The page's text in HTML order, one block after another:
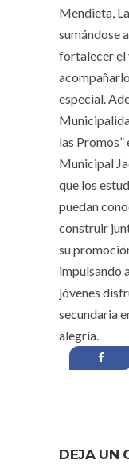
Mendieta,
sumándose
fortalecer el
especial.
las Promos”
Municipal
que los
puedan
construir
su
impulsando
jóvenes
secundaria
alegría.
DEJA UN